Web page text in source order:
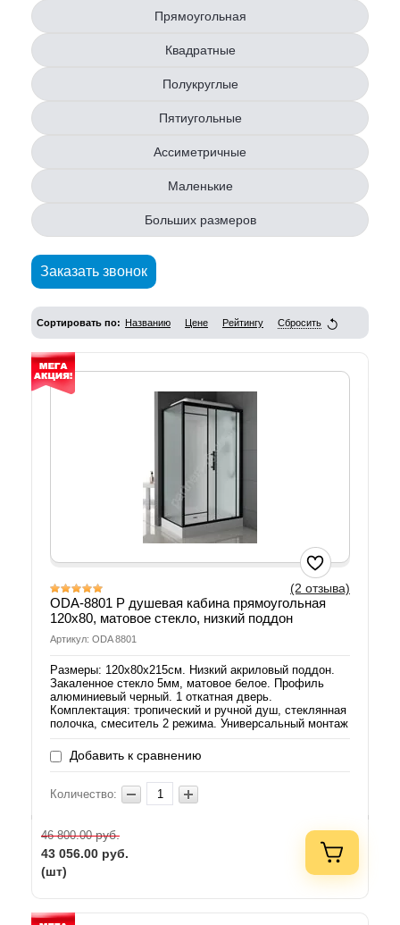
Прямоугольная
Квадратные
Полукруглые
Пятиугольные
Ассиметричные
Маленькие
Больших размеров
Заказать звонок
Сортировать по: Названию Цене Рейтингу Сбросить
(2 отзыва)
ODA-8801 Р душевая кабина прямоугольная
120х80, матовое стекло, низкий поддон
Артикул: ODA 8801
Размеры: 120х80х215см. Низкий акриловый поддон.
Закаленное стекло 5мм, матовое белое. Профиль
алюминиевый черный. 1 откатная дверь.
Комплектация: тропический и ручной душ, стеклянная
полочка, смеситель 2 режима. Универсальный монтаж
Добавить к сравнению
Количество:
46 800.00руб.
43 056.00 руб.
(шт)